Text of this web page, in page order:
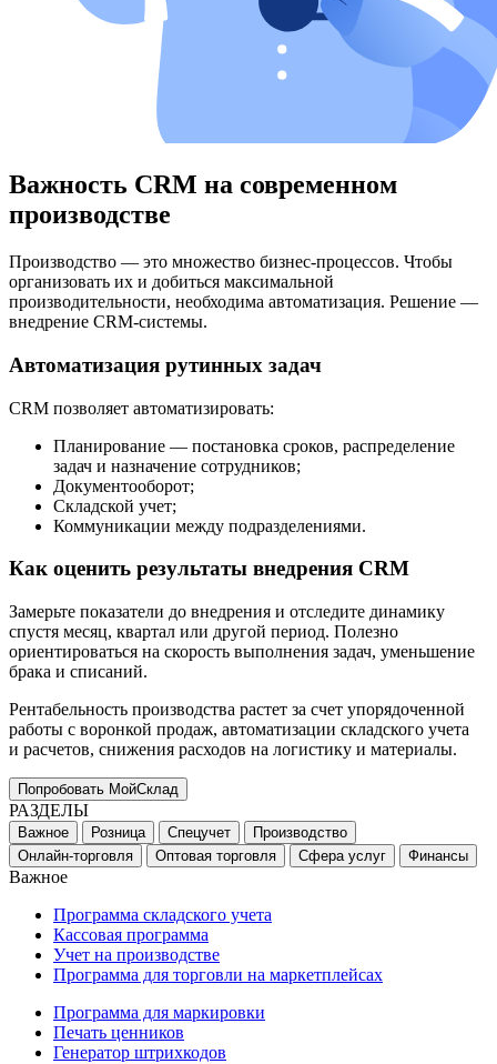
Важность CRM на современном
производстве
Производство — это множество бизнес-процессов. Чтобы
организовать их и добиться максимальной
производительности, необходима автоматизация. Решение —
внедрение CRM-системы.
Автоматизация рутинных задач
CRM позволяет автоматизировать:
Планирование — постановка сроков, распределение
задач и назначение сотрудников;
Документооборот;
Складской учет;
Коммуникации между подразделениями.
Как оценить результаты внедрения CRM
Замерьте показатели до внедрения и отследите динамику
спустя месяц, квартал или другой период. Полезно
ориентироваться на скорость выполнения задач, уменьшение
брака и списаний.
Рентабельность производства растет за счет упорядоченной
работы с воронкой продаж, автоматизации складского учета
и расчетов, снижения расходов на логистику и материалы.
Попробовать МойСклад
РАЗДЕЛЫ
Важное Розница Спецучет
Производство
Онлайн-торговля
Оптовая торговля Сфера услуг Финансы
Важное
Программа складского учета
Кассовая программа
Учет на производстве
Программа для торговли на маркетплейсах
Программа для маркировки
Печать ценников
Генератор штрихкодов